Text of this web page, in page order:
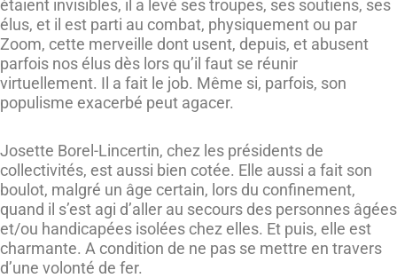
étaient invisibles, il a levé ses troupes, ses soutiens, ses
élus, et il est parti au combat, physiquement ou par
Zoom, cette merveille dont usent, depuis, et abusent
parfois nos élus dès lors qu’il faut se réunir
virtuellement. Il a fait le job. Même si, parfois, son
populisme exacerbé peut agacer.
Josette Borel-Lincertin, chez les présidents de
collectivités, est aussi bien cotée. Elle aussi a fait son
boulot, malgré un âge certain, lors du confinement,
quand il s’est agi d’aller au secours des personnes âgées
et/ou handicapées isolées chez elles. Et puis, elle est
charmante. A condition de ne pas se mettre en travers
d’une volonté de fer.